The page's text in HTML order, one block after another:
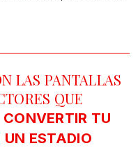
LAS PANTALLAS
QUE
CONVERTIR TU
ESTADIO